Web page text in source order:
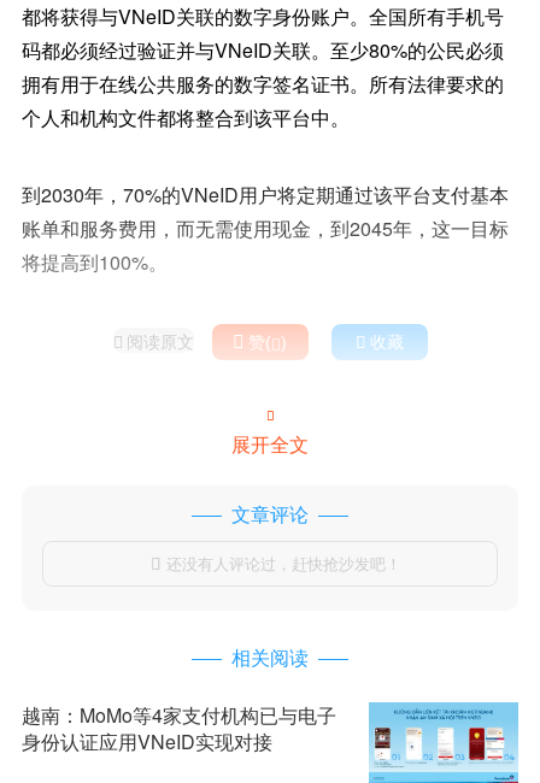
都将获得与VNeID关联的数字身份账户。全国所有手机号
码都必须经过验证并与VNeID关联。至少80%的公民必须
拥有用于在线公共服务的数字签名证书。所有法律要求的
个人和机构文件都将整合到该平台中。
到2030年，70%的VNeID用户将定期通过该平台支付基本
账单和服务费用，而无需使用现金，到2045年，这一目标
将提高到100%。
 阅读原文  赞()  收藏

展开全文
文章评论
 还没有人评论过，赶快抢沙发吧！
相关阅读
越南：MoMo等4家支付机构已与电子
身份认证应用VNeID实现对接